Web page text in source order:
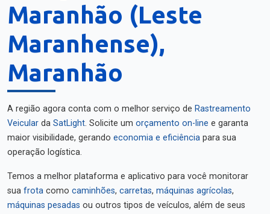
Maranhão (Leste
Maranhense),
Maranhão
A região agora conta com o melhor serviço de Rastreamento
Veicular da SatLight. Solicite um orçamento on-line e garanta
maior visibilidade, gerando economia e eficiência para sua
operação logística.
Temos a melhor plataforma e aplicativo para você monitorar
sua frota como caminhões, carretas, máquinas agrícolas,
máquinas pesadas ou outros tipos de veículos, além de seus